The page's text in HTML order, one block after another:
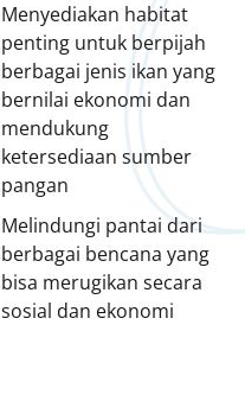
Menyediakan habitat
penting untuk berpijah
berbagai jenis ikan yang
bernilai ekonomi dan
mendukung
ketersediaan sumber
pangan
Melindungi pantai dari
berbagai bencana yang
bisa merugikan secara
sosial dan ekonomi